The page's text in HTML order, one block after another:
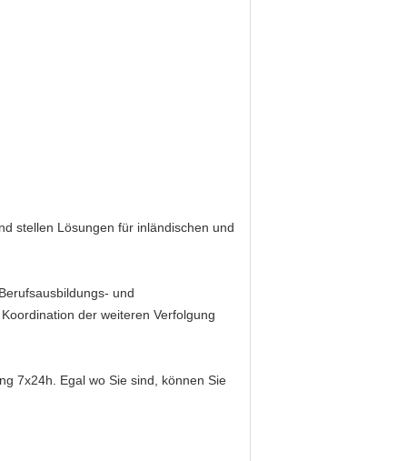
stellen Lösungen für inländischen und
und
der weiteren Verfolgung
7x24h. Egal wo Sie sind, können Sie